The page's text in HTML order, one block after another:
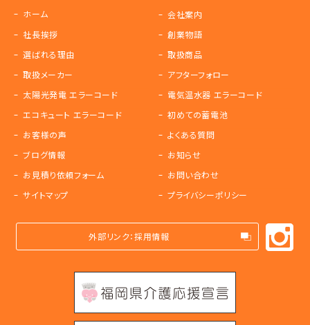
ホーム
会社案内
社長挨拶
創業物語
選ばれる理由
取扱商品
取扱メーカー
アフターフォロー
太陽光発電 エラーコード
電気温水器 エラーコード
エコキュート エラーコード
初めての蓄電池
お客様の声
よくある質問
ブログ情報
お知らせ
お見積り依頼フォーム
お問い合わせ
サイトマップ
プライバシーポリシー
外部リンク：採用情報